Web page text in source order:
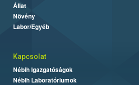
Állat
Növény
Labor/Egyéb
Kapcsolat
Nébih Igazgatóságok
Nébih Laboratóriumok